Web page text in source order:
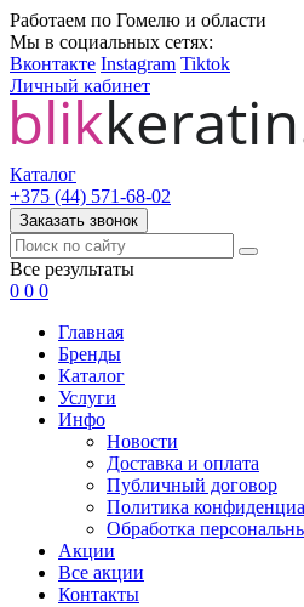
Работаем по Гомелю и области
Мы в социальных сетях:
Вконтакте Instagram Tiktok
Личный кабинет
Каталог
+375 (44) 571-68-02
Заказать звонок
Все результаты
0 0 0
Главная
Бренды
Каталог
Услуги
Инфо
Новости
Доставка и оплата
Публичный договор
Политика
Обработка
Акции
Все акции
Контакты